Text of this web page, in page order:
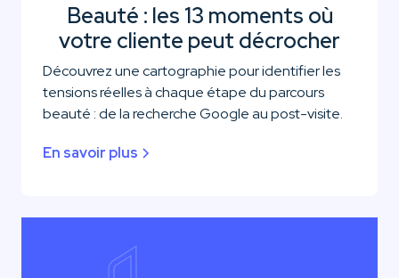
Beauté : les 13 moments où
votre cliente peut décrocher
Découvrez une cartographie pour identifier les
tensions réelles à chaque étape du parcours
beauté : de la recherche Google au post-visite.
En savoir plus